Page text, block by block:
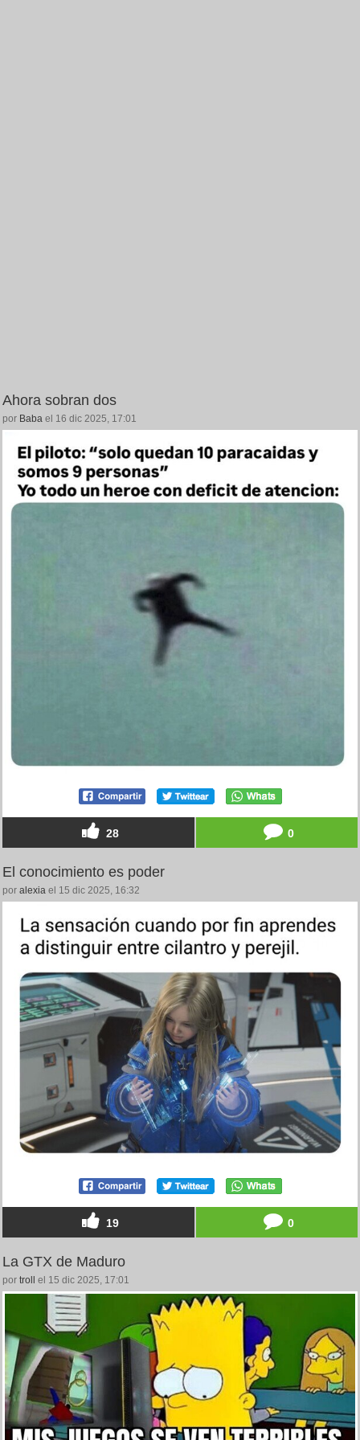
Ahora sobran dos
por Baba el 16 dic 2025, 17:01
28 0
El conocimiento es poder
por alexia el 15 dic 2025, 16:32
19 0
La GTX de Maduro
por troll el 15 dic 2025, 17:01